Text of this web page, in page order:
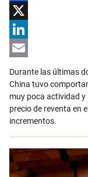
Facebook
X
LinkedIn
Email
Durante las últimas
China tuvo
muy poca actividad y
precio de reventa en
incrementos.